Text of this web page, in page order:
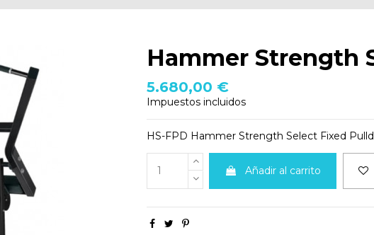
Hammer Strength
5.680,00 €
Impuestos incluidos
HS-FPD Hammer Strength Select Fixed
Añadir al carrito